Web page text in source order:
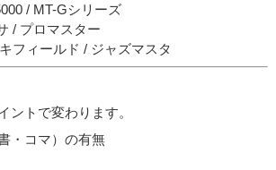
/ MT-Gシリーズ
/ プロマスター
フィールド / ジャズマスタ
ントで変わります。
・コマ）の有無